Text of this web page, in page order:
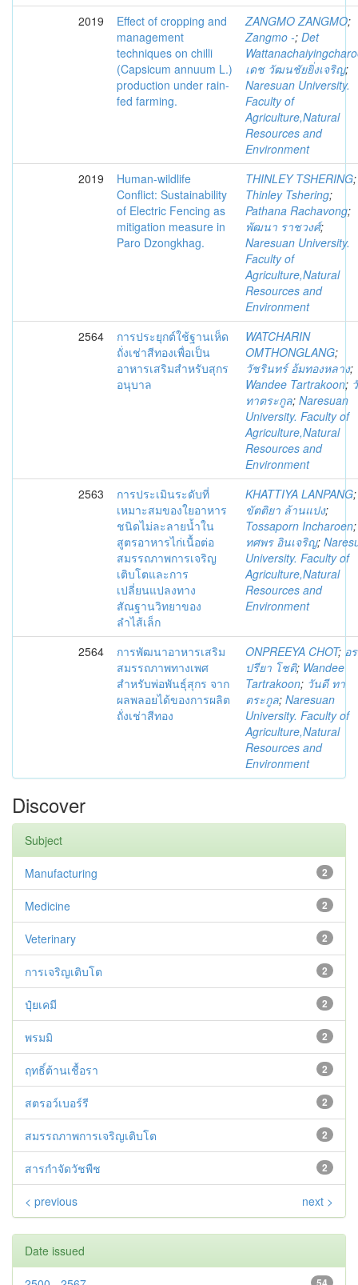
2019
Effect of cropping and
management
techniques on chilli
(Capsicum annuum L.)
production under rain-
fed farming.
ZANGMO ZANGMO;
Zangmo -; Det
เดช วัฒนชัยยิ่งเจริญ;
Naresuan University.
Faculty of
Agriculture,Natural
Resources and
Environment
2019
Human-wildlife
Conflict: Sustainability
of Electric Fencing as
mitigation measure in
Paro Dzongkhag.
THINLEY TSHERING;
Thinley Tshering;
Pathana Rachavong;
พัฒนา ราชวงศ์;
Naresuan University.
Faculty of
Agriculture,Natural
Resources and
Environment
2564
การประยุกต์ใช้ฐานเห็ด
ถั่งเช่าสีทองเพื่อเป็น
อาหารเสริมสำหรับสุกร
อนุบาล
WATCHARIN
OMTHONGLANG;
วัชรินทร์ อ้มทองหลาง;
Wandee Tartrakoon;
ทาตระกูล; Naresuan
University. Faculty of
Agriculture,Natural
Resources and
Environment
2563
การประเมินระดับที่
เหมาะสมของใยอาหาร
ชนิดไม่ละลายน้ำใน
สูตรอาหารไก่เนื้อต่อ
สมรรถภาพการเจริญ
เติบโตและการ
เปลี่ยนแปลงทาง
สัณฐานวิทยาของ
ลำไส้เล็ก
KHATTIYA LANPANG;
ขัตติยา ล้านแปง;
Tossaporn Incharoen;
ทศพร อินเจริญ;
University. Faculty of
Agriculture,Natural
Resources and
Environment
2564
การพัฒนาอาหารเสริม
สมรรถภาพทางเพศ
สำหรับพ่อพันธุ์สุกร จาก
ผลพลอยได้ของการผลิต
ถั่งเช่าสีทอง
ONPREEYA CHOT; อร
ปรียา โชติ; Wandee
Tartrakoon; วันดี ทา
ตระกูล; Naresuan
University. Faculty of
Agriculture,Natural
Resources and
Environment
Discover
Subject
2
Manufacturing
2
Medicine
2
Veterinary
2
การเจริญเติบโต
2
ปุ๋ยเคมี
2
พรมมิ
2
ฤทธิ์ต้านเชื้อรา
2
สตรอว์เบอร์รี
2
สมรรถภาพการเจริญเติบโต
2
สารกำจัดวัชพืช
< previous next >
Date issued